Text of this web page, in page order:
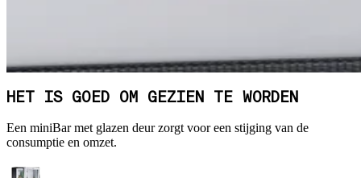
HET IS GOED OM GEZIEN TE WORDEN
Een miniBar met glazen deur zorgt voor een stijging van de
consumptie en omzet.